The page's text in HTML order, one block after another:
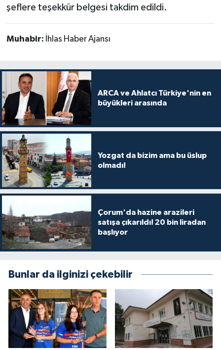
şeflere teşekkür belgesi takdim edildi.
Muhabir: İhlas Haber Ajansı
ARCA ve Ahlatcı Türkiye'nin en
büyükleri arasında
Yozgat da bizim ama bu üslup
olmadı!
Çorum'da hazine arazileri
satışa çıkarıldı! 20 bin liradan
başlıyor
Bunlar da ilginizi çekebilir